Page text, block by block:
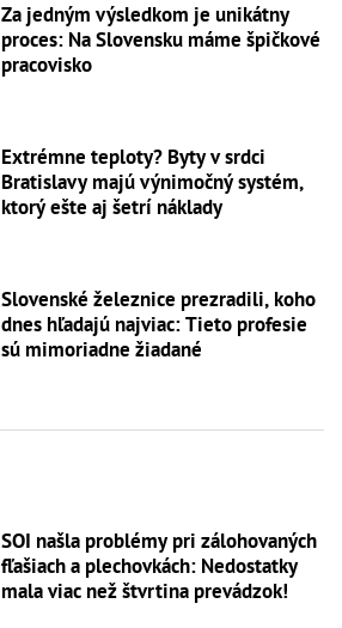
Za jedným výsledkom je unikátny
proces: Na Slovensku máme špičkové
pracovisko
Extrémne teploty? Byty v srdci
Bratislavy majú výnimočný systém,
ktorý ešte aj šetrí náklady
Slovenské železnice prezradili, koho
dnes hľadajú najviac: Tieto profesie
sú mimoriadne žiadané
SOI našla problémy pri zálohovaných
fľašiach a plechovkách: Nedostatky
mala viac než štvrtina prevádzok!